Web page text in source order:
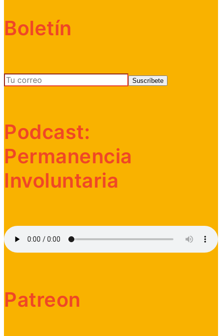
Boletín
Podcast:
Permanencia
Involuntaria
Patreon